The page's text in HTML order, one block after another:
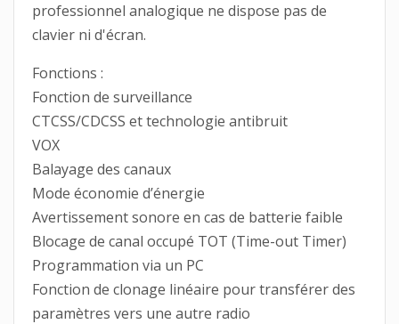
professionnel analogique ne dispose pas de
clavier ni d'écran.
Fonctions :
Fonction de surveillance
CTCSS/CDCSS et technologie antibruit
VOX
Balayage des canaux
Mode économie d’énergie
Avertissement sonore en cas de batterie faible
Blocage de canal occupé TOT (Time-out Timer)
Programmation via un PC
Fonction de clonage linéaire pour transférer des
paramètres vers une autre radio